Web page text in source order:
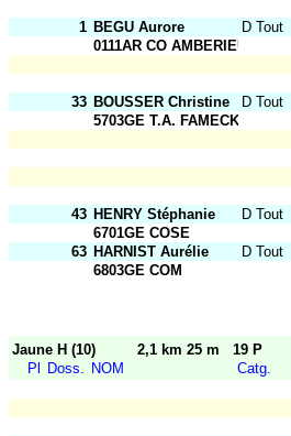
1 BEGU Aurore D Tout
0111AR CO AMBERIEU
33 BOUSSER Christine D Tout
5703GE T.A. FAMECK
43 HENRY Stéphanie D Tout
6701GE COSE
63 HARNIST Aurélie D Tout
6803GE COM
Jaune H (10) 2,1 km 25 m
19 P
Pl
Doss. NOM Catg.